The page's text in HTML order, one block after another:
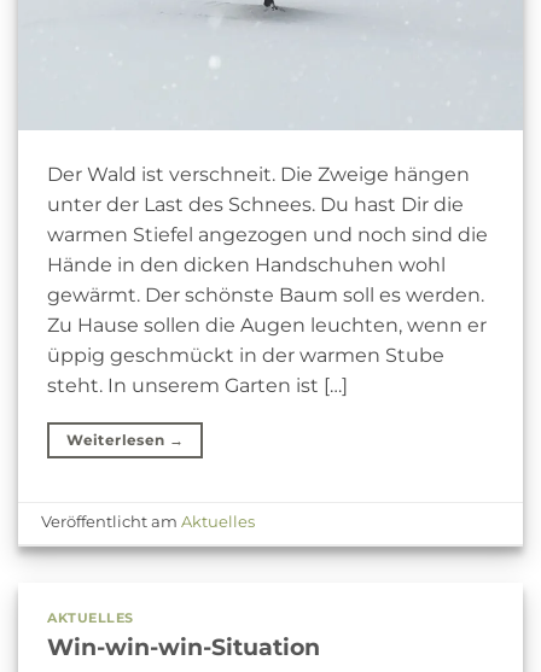
Der Wald ist verschneit. Die Zweige hängen
unter der Last des Schnees. Du hast Dir die
warmen Stiefel angezogen und noch sind die
Hände in den dicken Handschuhen wohl
gewärmt. Der schönste Baum soll es werden.
Zu Hause sollen die Augen leuchten, wenn er
üppig geschmückt in der warmen Stube
steht. In unserem Garten ist […]
Weiterlesen →
Veröffentlicht amAktuelles
AKTUELLES
Win-win-win-Situation